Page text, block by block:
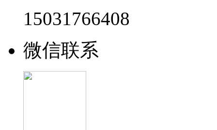
15031766408
微信联系